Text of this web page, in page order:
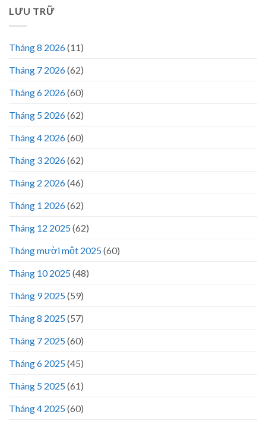
LƯU TRỮ
Tháng 8 2026(11)
Tháng 7 2026(62)
Tháng 6 2026(60)
Tháng 5 2026(62)
Tháng 4 2026(60)
Tháng 3 2026(62)
Tháng 2 2026(46)
Tháng 1 2026(62)
Tháng 12 2025(62)
Tháng mười một 2025(60)
Tháng 10 2025(48)
Tháng 9 2025(59)
Tháng 8 2025(57)
Tháng 7 2025(60)
Tháng 6 2025(45)
Tháng 5 2025(61)
Tháng 4 2025(60)